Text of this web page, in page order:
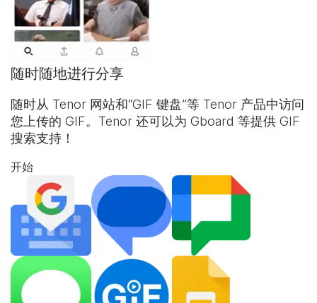
随时随地进行分享
随时从 Tenor 网站和“GIF 键盘”等 Tenor 产品中访问
您上传的 GIF。Tenor 还可以为 Gboard 等提供 GIF
搜索支持！
开始